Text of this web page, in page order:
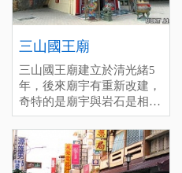
看得更清楚喔。
停留時間(分)：深度(60), 一
般(30), 趕場(10)
[標籤：日間活動 夜遊 防曬
completely renovated and is
now a spacious park。 It
officially opens on February
1, 2026, featuring visitor rest
areas，an open-air stage，
landscaped walkways，a
Chuhuo-themed pond，large
parking spaces，small
parking spaces，accessible
parking spaces，and bus
stops。 It's also a great place
三山國王廟
三山國王廟建立於清光緒5
年，後來廟宇有重新改建，
奇特的是廟宇與岩石是相
連，而因廟宇前場地很寬
敞，所以會有很多活動在此
舉辦，也是當地人泡茶聊天
的地方。